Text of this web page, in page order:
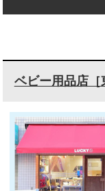
ベビー用品店［